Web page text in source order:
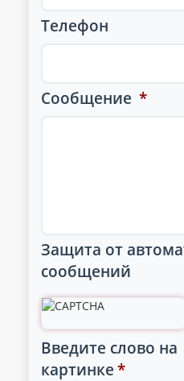
Телефон
Сообщение *
Защита от
сообщений
Введите слово на
картинке *